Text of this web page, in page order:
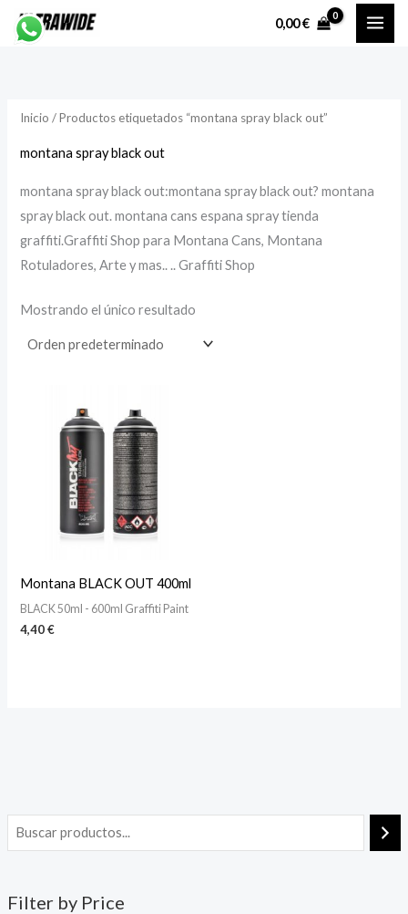
0,00€
Filter by Price
Inicio / Productos etiquetados “montana spray black out”
montana spray black out
montana spray black out:montana spray black out? montana
spray black out. montana cans espana spray tienda
graffiti.Graffiti Shop para Montana Cans, Montana
Rotuladores, Arte y mas.. .. Graffiti Shop
Mostrando el único resultado
Montana BLACK OUT 400ml
BLACK 50ml - 600ml Graffiti Paint
4,40€